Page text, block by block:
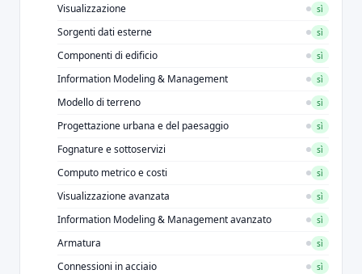
Visualizzazione sì
Sorgenti dati esterne sì
Componenti di edificio sì
Information Modeling & Management sì
Modello di terreno sì
Progettazione urbana e del paesaggio sì
Fognature e sottoservizi sì
Computo metrico e costi sì
Visualizzazione avanzata sì
Information Modeling & Management avanzato sì
Armatura sì
Connessioni in acciaio sì